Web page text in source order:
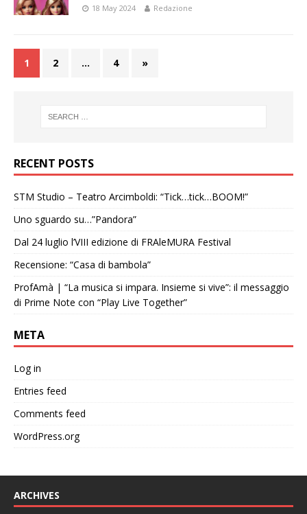
18 May 2024 Redazione
1 2 … 4 »
RECENT POSTS
STM Studio – Teatro Arcimboldi: “Tick…tick…BOOM!”
Uno sguardo su…”Pandora”
Dal 24 luglio l’VIII edizione di FRAleMURA Festival
Recensione: “Casa di bambola”
ProfAmà | “La musica si impara. Insieme si vive”: il messaggio
di Prime Note con “Play Live Together”
META
Log in
Entries feed
Comments feed
WordPress.org
ARCHIVES